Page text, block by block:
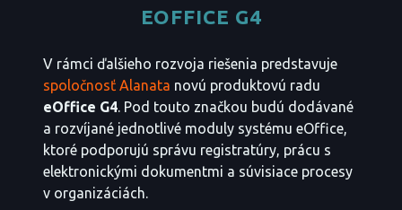
EOFFICE G4
V rámci ďalšieho rozvoja riešenia predstavuje
spoločnosť Alanata novú produktovú radu
eOffice G4. Pod touto značkou budú dodávané
a rozvíjané jednotlivé moduly systému eOffice,
ktoré podporujú správu registratúry, prácu s
elektronickými dokumentmi a súvisiace procesy
v organizáciách.